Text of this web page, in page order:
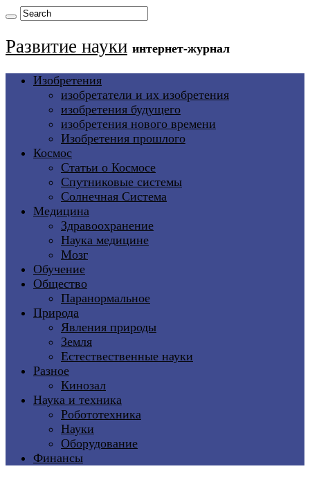
Развитие науки интернет-журнал
Изобретения
изобретатели и их изобретения
изобретения будущего
изобретения нового времени
Изобретения прошлого
Космос
Статьи о Космосе
Спутниковые системы
Солнечная Система
Медицина
Здравоохранение
Наука медицине
Мозг
Обучение
Общество
Паранормальное
Природа
Явления природы
Земля
Естествественные науки
Разное
Кинозал
Наука и техника
Робототехника
Науки
Оборудование
Финансы